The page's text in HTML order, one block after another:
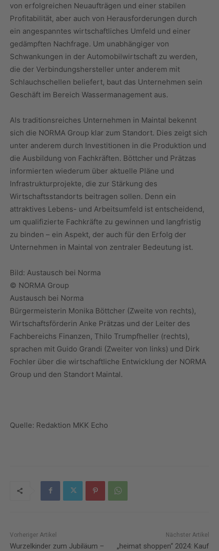
von erfolgreichen Neuaufträgen und einer stabilen
Profitabilität, aber auch von Herausforderungen durch
ein angespanntes wirtschaftliches Umfeld und einer
gedämpften Nachfrage. Um unabhängiger von
Schwankungen in der Automobilwirtschaft zu werden,
die der Verbindungshersteller unter anderem mit
Schlauchschellen beliefert, baut das Unternehmen sein
Geschäft im Bereich Wassermanagement aus.
Als traditionsreiches Unternehmen in Maintal bekennt
sich die NORMA Group klar zum Standort. Dies zeigt sich
unter anderem durch Investitionen in die Produktion und
die Ausbildung von Fachkräften. Böttcher und Prätzas
informierten wiederum über aktuelle Pläne und
Infrastrukturprojekte, die zur Stärkung des
Wirtschaftsstandorts beitragen sollen. Denn ein
attraktives Lebens- und Arbeitsumfeld ist entscheidend,
um qualifizierte Fachkräfte zu gewinnen und langfristig
zu binden – ein Aspekt, der auch für den Erfolg der
Unternehmen in Maintal von zentraler Bedeutung ist.
Bild: Austausch bei Norma
© NORMA Group
Austausch bei Norma
Bürgermeisterin Monika Böttcher (Zweite von rechts),
Wirtschaftsförderin Anke Prätzas und der Leiter des
Fachbereichs Finanzen, Thilo Trumpfheller (rechts),
sprachen mit Guido Grandi (Zweiter von links) und Dirk
Fochler über die wirtschaftliche Entwicklung der NORMA
Group und den Standort Maintal.
Quelle: Redaktion MKK Echo
Vorheriger Artikel
Wurzelkinder zum Jubiläum –
Nächster Artikel
„heimat shoppen“ 2024: Kauf